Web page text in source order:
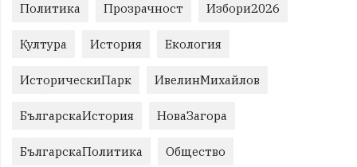
Политика Прозрачност Избори2026
Култура История Екология
ИсторическиПарк ИвелинМихайлов
БългарскаИстория НоваЗагора
БългарскаПолитика Общество